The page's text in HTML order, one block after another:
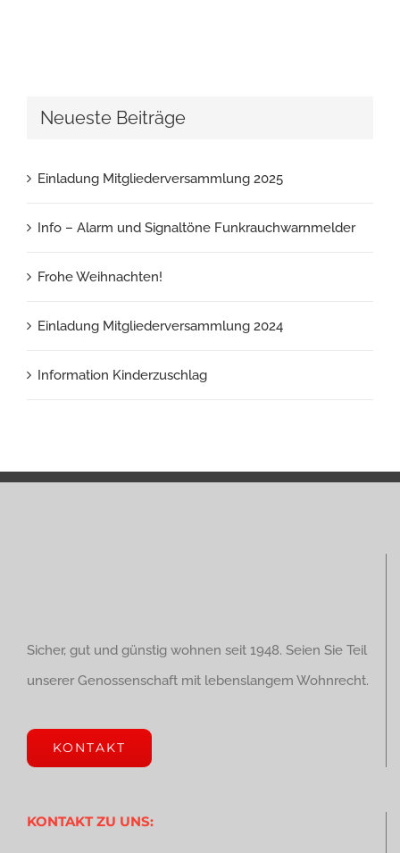
Neueste Beiträge
Einladung Mitgliederversammlung 2025
Info – Alarm und Signaltöne Funkrauchwarnmelder
Frohe Weihnachten!
Einladung Mitgliederversammlung 2024
Information Kinderzuschlag
Sicher, gut und günstig wohnen seit 1948. Seien Sie Teil
unserer Genossenschaft mit lebenslangem Wohnrecht.
KONTAKT
KONTAKT ZU UNS: